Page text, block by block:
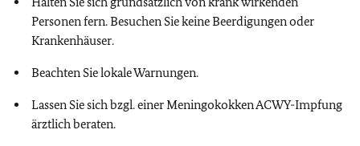
Personen fern. Besuchen Sie keine Beerdigungen oder
Krankenhäuser.
Beachten Sie lokale Warnungen.
Lassen Sie sich bzgl. einer Meningokokken ACWY-Impfung
ärztlich beraten.